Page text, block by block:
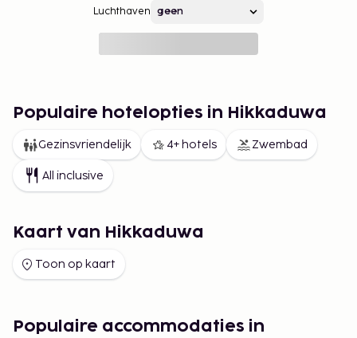
Luchthaven
Populaire hotelopties in Hikkaduwa
Gezinsvriendelijk 4+ hotels Zwembad
All inclusive
Kaart van Hikkaduwa
Toon op kaart
Populaire accommodaties in